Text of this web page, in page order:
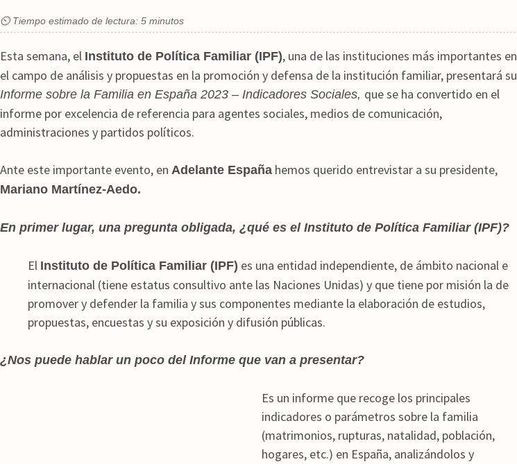
⏲ Tiempo estimado de lectura: 5 minutos
Esta semana, el Instituto de Política Familiar (IPF), una de las instituciones más importantes en
el campo de análisis y propuestas en la promoción y defensa de la institución familiar, presentará su
Informe sobre la Familia en España 2023 – Indicadores Sociales, que se ha convertido en el
informe por excelencia de referencia para agentes sociales, medios de comunicación,
administraciones y partidos políticos.
Ante este importante evento, en Adelante España hemos querido entrevistar a su presidente,
Mariano Martínez-Aedo.
En primer lugar, una pregunta obligada, ¿qué es el Instituto de Política Familiar (IPF)?
El Instituto de Política Familiar (IPF) es una entidad independiente, de ámbito nacional e
internacional (tiene estatus consultivo ante las Naciones Unidas) y que tiene por misión la de
promover y defender la familia y sus componentes mediante la elaboración de estudios,
propuestas, encuestas y su exposición y difusión públicas.
¿Nos puede hablar un poco del Informe que van a presentar?
Es un informe que recoge los principales
indicadores o parámetros sobre la familia
(matrimonios, rupturas, natalidad, población,
hogares, etc.) en España, analizándolos y